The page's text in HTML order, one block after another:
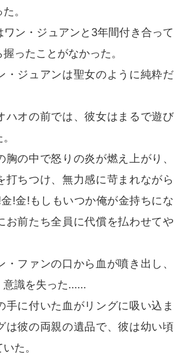
。
ワン・ジュアンと3年間付き合って
ったことがなかった。
・ジュアンは聖女のように純粋だ
ハオの前では、彼女はまるで遊び
胸の中で怒りの炎が燃え上がり、
打ちつけ、無力感に苛まれながら
!金!もしもいつか俺が金持ちにな
お前たち全員に代償を払わせてや
・ファンの口から血が噴き出し、
識を失った......
手に付いた血がリングに吸い込ま
は彼の両親の遺品で、彼は幼い頃
た。